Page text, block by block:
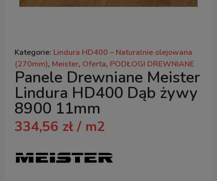
Kategorie: Lindura HD400 – Naturalnie olejowana
(270mm), Meister, Oferta, PODŁOGI DREWNIANE
Panele Drewniane Meister
Lindura HD400 Dąb żywy
8900 11mm
334,56 zł / m2